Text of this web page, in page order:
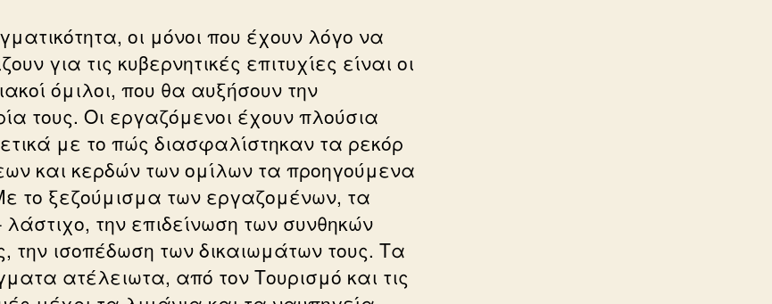
οι μόνοι που έχουν λόγο να
για τις κυβερνητικές επιτυχίες είναι οι
όμιλοι, που θα αυξήσουν την
τους. Οι εργαζόμενοι έχουν πλούσια
με το πώς διασφαλίστηκαν τα ρεκόρ
και κερδών των ομίλων τα προηγούμενα
το ξεζούμισμα των εργαζομένων, τα
την επιδείνωση των συνθηκών
την ισοπέδωση των δικαιωμάτων τους. Τα
ατέλειωτα, από τον Τουρισμό και τις